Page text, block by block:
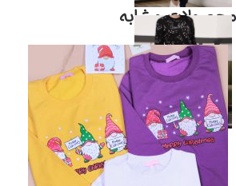
محصولات مشابه